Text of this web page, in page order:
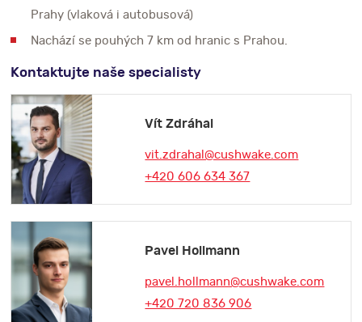
Prahy (vlaková i autobusová)
Nachází se pouhých 7 km od hranic s Prahou.
Kontaktujte naše specialisty
Vít Zdráhal
vit.zdrahal@cushwake.com
+420 606 634 367
Pavel Hollmann
pavel.hollmann@cushwake.com
+420 720 836 906